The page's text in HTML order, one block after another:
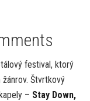
festival, ktorý
Štvrtkový
– Stay Down,